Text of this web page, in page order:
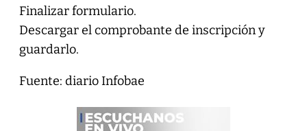
Finalizar formulario.
Descargar el comprobante de inscripción y
guardarlo.
Fuente: diario Infobae